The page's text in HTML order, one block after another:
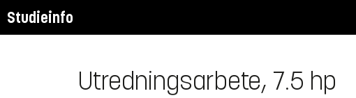
Studieinfo
Utredningsarbete, 7.5 hp